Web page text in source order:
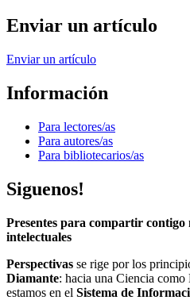
Enviar un artículo
Enviar un artículo
Información
Para lectores/as
Para autores/as
Para bibliotecarios/as
Siguenos!
Presentes para compartir contigo
intelectuales
Perspectivas se rige por los
Diamante: hacia una Ciencia
estamos en el Sistema de